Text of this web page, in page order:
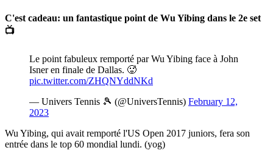
C'est cadeau: un fantastique point de Wu Yibing dans le 2e set
📺
Le point fabuleux remporté par Wu Yibing face à John
Isner en finale de Dallas. 🥵
pic.twitter.com/ZHQNYddNKd
— Univers Tennis 🎾 (@UniversTennis) February 12,
2023
Wu Yibing, qui avait remporté l'US Open 2017 juniors, fera son
entrée dans le top 60 mondial lundi. (yog)